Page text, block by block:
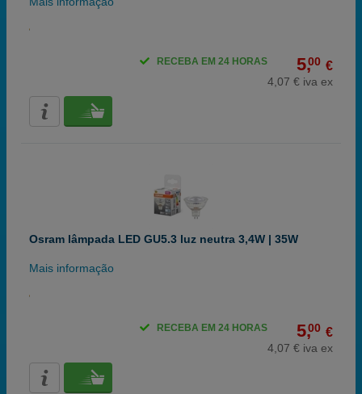
5,00 €
4,07 € iva ex
RECEBA EM 24 HORAS
Osram lâmpada LED GU5.3 luz neutra 3,4W | 35W
Mais informação
5,00 €
4,07 € iva ex
RECEBA EM 24 HORAS